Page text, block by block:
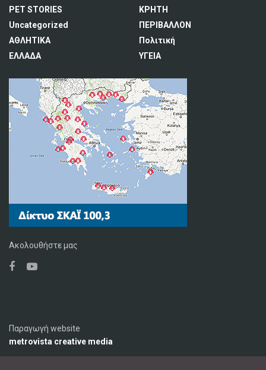
PET STORIES
Uncategorized
ΑΘΛΗΤΙΚΑ
ΕΛΛΑΔΑ
ΚΡΗΤΗ
ΠΕΡΙΒΑΛΛΟΝ
Πολιτική
ΥΓΕΙΑ
Ακολουθήστε μας
Παραγωγή website
metrovista creative media